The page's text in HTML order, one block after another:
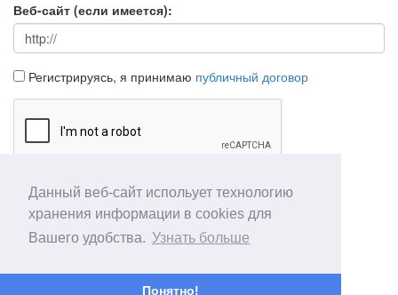
Данный веб-сайт испольует технологию
хранения информации в cookies для
Вашего удобства. Узнать больше
Понятно!
Веб-сайт (если имеется):
Регистрируясь, я принимаю публичный договор
Продолжить Отмена